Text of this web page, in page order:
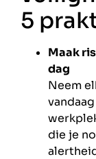
5
Maak
dag
Neem
die je